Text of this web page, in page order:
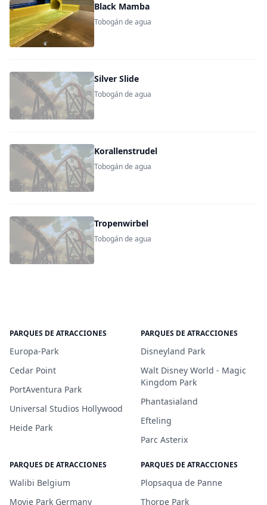
Black Mamba
Tobogán de agua
Silver Slide
Tobogán de agua
Korallenstrudel
Tobogán de agua
Tropenwirbel
Tobogán de agua
PARQUES DE ATRACCIONES
Europa-Park
Cedar Point
PortAventura Park
Universal Studios Hollywood
Heide Park
PARQUES DE ATRACCIONES
Disneyland Park
Walt Disney World - Magic
Kingdom Park
Phantasialand
Efteling
Parc Asterix
PARQUES DE ATRACCIONES
Walibi Belgium
Movie Park Germany
PARQUES DE ATRACCIONES
Plopsaqua de Panne
Thorpe Park